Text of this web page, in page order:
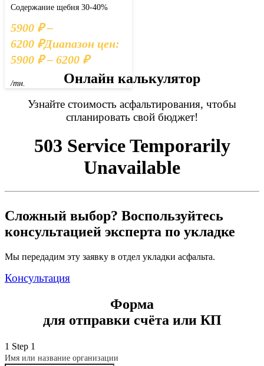
Содержание щебня 30-40%
5900 ₽ –
6200 ₽Диапазон цен:
5900 ₽ – 6200 ₽
/тн. Онлайн калькулятор
Узнайте стоимость асфальтирования, чтобы
спланировать свой бюджет!
Сложный выбор? Воспользуйтесь
консультацией эксперта по укладке
Мы передадим эту заявку в отдел укладки асфальта.
Консультация
Форма
для отправки счёта или КП
1 Step 1
Имя или название организации